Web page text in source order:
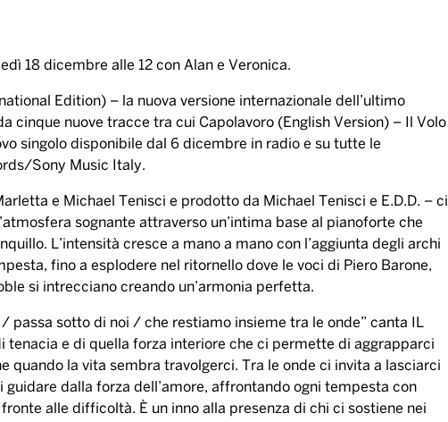
18 dicembre alle 12 con Alan e Veronica.
Edition) – la nuova versione internazionale dell’ultimo
cinque nuove tracce tra cui Capolavoro (English Version) – Il Volo
singolo disponibile dal 6 dicembre in radio e su tutte le
Sony Music Italy.
e Michael Tenisci e prodotto da Michael Tenisci e E.D.D. – ci
sognante attraverso un’intima base al pianoforte che
L’intensità cresce a mano a mano con l’aggiunta degli archi
fino a esplodere nel ritornello dove le voci di Piero Barone,
si intrecciano creando un’armonia perfetta.
/ passa sotto di noi / che restiamo insieme tra le onde” canta IL
tenacia e di quella forza interiore che ci permette di aggrapparci
quando la vita sembra travolgerci. Tra le onde ci invita a lasciarci
guidare dalla forza dell’amore, affrontando ogni tempesta con
alle difficoltà. È un inno alla presenza di chi ci sostiene nei